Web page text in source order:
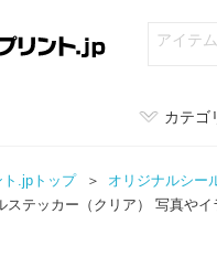
カテゴ
ト.jpトップ オリジナルシー
ステッカー（クリア） 写真や